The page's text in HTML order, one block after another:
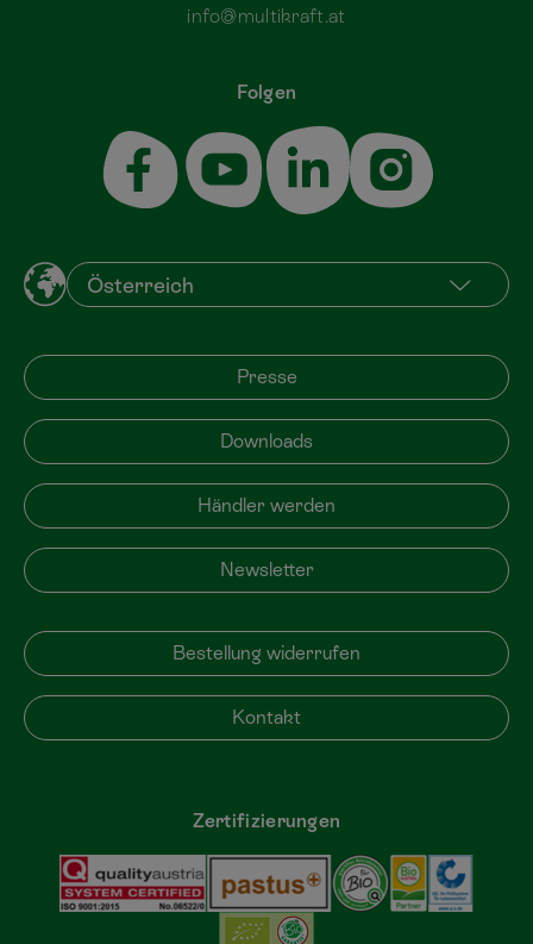
Folgen
info@multikraft.at
Presse
Downloads
Händler werden
Newsletter
Bestellung widerrufen
Kontakt
Zertifizierungen